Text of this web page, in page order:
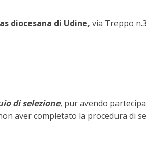
diocesana di Udine, via Treppo
di selezione, pur avendo
aver completato la procedura di